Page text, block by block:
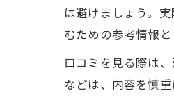
は避けましょう。
むための参考情報
口コミを見る際は
などは、内容を慎重